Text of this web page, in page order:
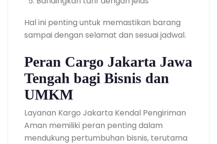
Hal ini penting untuk memastikan barang
sampai dengan selamat dan sesuai jadwal.
Peran Cargo Jakarta Jawa
Tengah bagi Bisnis dan
UMKM
Layanan Kargo Jakarta Kendal Pengiriman
Aman memiliki peran penting dalam
mendukung pertumbuhan bisnis, terutama